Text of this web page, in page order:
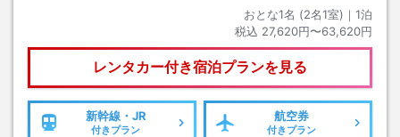
おとな1名 (2名1室)｜ 1泊
税込 27,620円〜63,620円
レンタカー付き宿泊プランを見る
新幹線・JR
付きプラン
航空券
付きプラン